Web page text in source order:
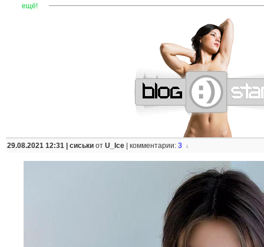
ещё! ——————————————————————
29.08.2021 12:31 | сиськи от U_Ice комментарии: 3 ↓